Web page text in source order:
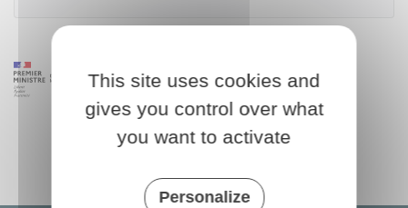
This site uses cookies and
gives you control over what
you want to activate
Personalize